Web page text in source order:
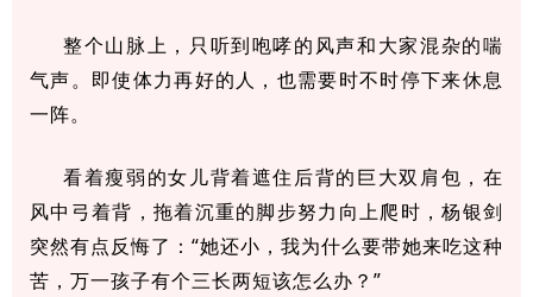
整个山脉上，只听到咆哮的风声和大家混杂的喘
气声。即使体力再好的人，也需要时不时停下来休息
一阵。
看着瘦弱的女儿背着遮住后背的巨大双肩包，在
风中弓着背，拖着沉重的脚步努力向上爬时，杨银剑
突然有点反悔了：“她还小，我为什么要带她来吃这种
苦，万一孩子有个三长两短该怎么办？”